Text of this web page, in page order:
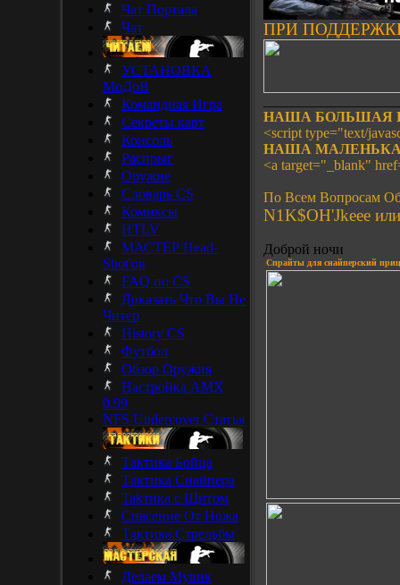
Чат Портала
Чат
УСТАНОВКА
МоДоВ
Командная Игра
Секреты карт
Консоль
Распрыг
Оружие
Словарь CS
Комиксы
HTLV
МАСТЕР Head-
Shot'ов
FAQ по CS
Доказать Что Вы Не
Читер
History CS
Футбол
Обзор Оружия
Настройка AMX
0.99
NFS Undercover Статья
Тактика Бойца
Тактика Снайпера
Takтика с Щитом
Спасение От Ножа
Тактика Стрельбы
Делаем Мувик
ПРИ
НАША БОЛЬШАЯ
<script type="text/
НАША
<a target="_blank"
По Всем Вопросам
N1K$OH'Jkeee
Доброй ночи
Спрайты для снайперский